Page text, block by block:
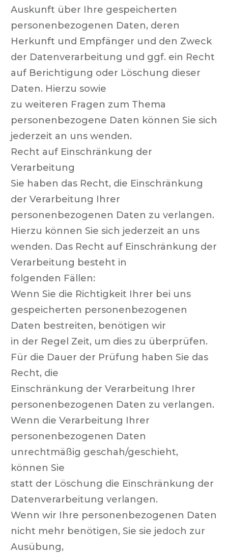
Auskunft über Ihre gespeicherten
personenbezogenen Daten, deren
Herkunft und Empfänger und den Zweck
der Datenverarbeitung und ggf. ein Recht
auf Berichtigung oder Löschung dieser
Daten. Hierzu sowie
zu weiteren Fragen zum Thema
personenbezogene Daten können Sie sich
jederzeit an uns wenden.
Recht auf Einschränkung der
Verarbeitung
Sie haben das Recht, die Einschränkung
der Verarbeitung Ihrer
personenbezogenen Daten zu verlangen.
Hierzu können Sie sich jederzeit an uns
wenden. Das Recht auf Einschränkung der
Verarbeitung besteht in
folgenden Fällen:
Wenn Sie die Richtigkeit Ihrer bei uns
gespeicherten personenbezogenen
Daten bestreiten, benötigen wir
in der Regel Zeit, um dies zu überprüfen.
Für die Dauer der Prüfung haben Sie das
Recht, die
Einschränkung der Verarbeitung Ihrer
personenbezogenen Daten zu verlangen.
Wenn die Verarbeitung Ihrer
personenbezogenen Daten
unrechtmäßig geschah/geschieht,
können Sie
statt der Löschung die Einschränkung der
Datenverarbeitung verlangen.
Wenn wir Ihre personenbezogenen Daten
nicht mehr benötigen, Sie sie jedoch zur
Ausübung,